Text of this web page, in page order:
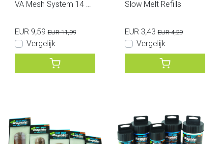
VA Mesh System 14 m
EUR 9,59 EUR 11,99
Vergelijk
Slow Melt Refills
EUR 3,43 EUR 4,29
Vergelijk